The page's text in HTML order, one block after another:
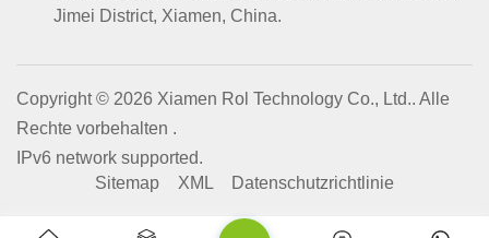
Jimei District, Xiamen, China.
Copyright © 2026 Xiamen Rol Technology Co., Ltd.. Alle
Rechte vorbehalten .
IPv6 network supported.
Sitemap
XML Datenschutzrichtlinie